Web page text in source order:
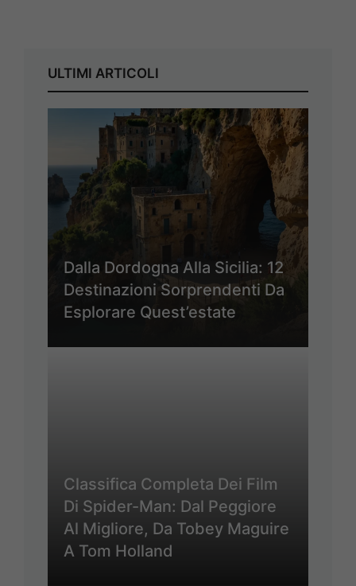
ULTIMI ARTICOLI
Dalla Dordogna Alla Sicilia: 12
Destinazioni Sorprendenti Da
Esplorare Quest’estate
Classifica Completa Dei Film
Di Spider-Man: Dal Peggiore
Al Migliore, Da Tobey Maguire
A Tom Holland